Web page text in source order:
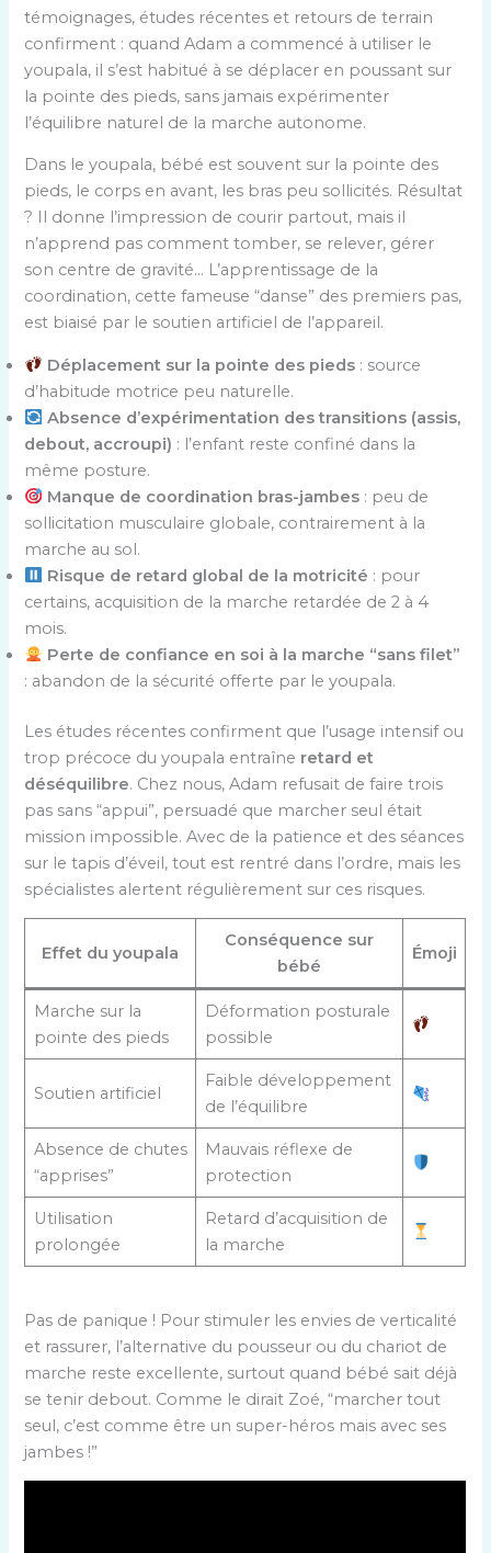
témoignages, études récentes et retours de terrain
confirment : quand Adam a commencé à utiliser le
youpala, il s’est habitué à se déplacer en poussant sur
la pointe des pieds, sans jamais expérimenter
l’équilibre naturel de la marche autonome.
Dans le youpala, bébé est souvent sur la pointe des
pieds, le corps en avant, les bras peu sollicités. Résultat
? Il donne l’impression de courir partout, mais il
n’apprend pas comment tomber, se relever, gérer
son centre de gravité… L’apprentissage de la
coordination, cette fameuse “danse” des premiers pas,
est biaisé par le soutien artificiel de l’appareil.
Déplacement sur la pointe des pieds : source
d’habitude motrice peu naturelle.
Absence d’expérimentation des transitions (assis,
debout, accroupi) : l’enfant reste confiné dans la
même posture.
Manque de coordination bras-jambes : peu de
sollicitation musculaire globale, contrairement à la
marche au sol.
Risque de retard global de la motricité : pour
certains, acquisition de la marche retardée de 2 à 4
mois.
Perte de confiance en soi à la marche “sans filet”
: abandon de la sécurité offerte par le youpala.
Les études récentes confirment que l’usage intensif ou
trop précoce du youpala entraîne retard et
déséquilibre. Chez nous, Adam refusait de faire trois
pas sans “appui”, persuadé que marcher seul était
mission impossible. Avec de la patience et des séances
sur le tapis d’éveil, tout est rentré dans l’ordre, mais les
spécialistes alertent régulièrement sur ces risques.
Effet du youpala
Conséquence sur
bébé
Émoji
Marche sur la
pointe des pieds
Déformation posturale
possible
Soutien artificiel
Faible développement
de l’équilibre
Absence de chutes
“apprises”
Mauvais réflexe de
protection
Utilisation
prolongée
Retard d’acquisition de
la marche
Pas de panique ! Pour stimuler les envies de verticalité
et rassurer, l’alternative du pousseur ou du chariot de
marche reste excellente, surtout quand bébé sait déjà
se tenir debout. Comme le dirait Zoé, “marcher tout
seul, c’est comme être un super-héros mais avec ses
jambes !”